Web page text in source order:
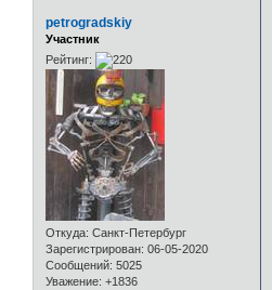
petrogradskiy
Участник
Рейтинг:
Откуда: Санкт-Петербург
Зарегистрирован: 06-05-2020
Сообщений: 5025
Уважение: +1836